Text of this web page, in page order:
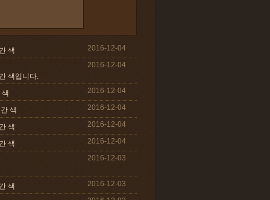
색 2016-12-04
색입니다.
2016-12-04
색 2016-12-04
색 2016-12-04
색 2016-12-04
색
2016-12-04
2016-12-03
색 2016-12-03